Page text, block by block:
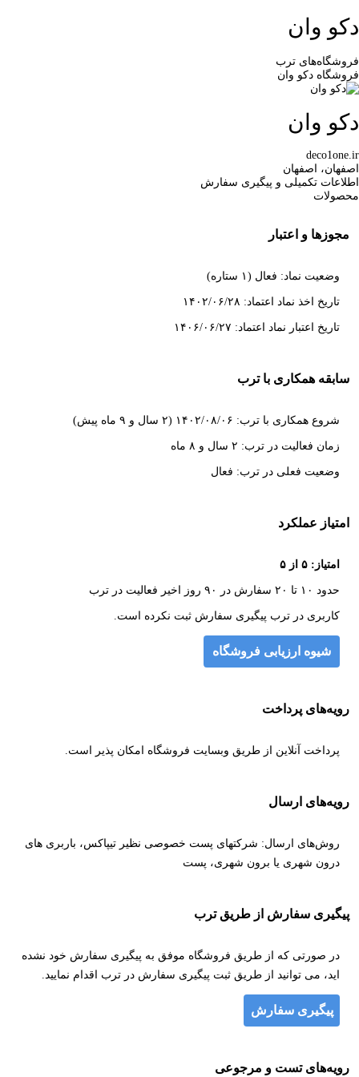
دکو وان
فروشگاه‌های ترب
فروشگاه دکو وان
دکو وان
deco1one.ir
اصفهان، اصفهان
اطلاعات تکمیلی و پیگیری سفارش
محصولات
مجوزها و اعتبار
وضعیت نماد: فعال (۱ ستاره)
تاریخ اخذ نماد اعتماد: ۱۴۰۲/۰۶/۲۸
تاریخ اعتبار نماد اعتماد: ۱۴۰۶/۰۶/۲۷
سابقه همکاری با ترب
شروع همکاری با ترب: ۱۴۰۲/۰۸/۰۶ (۲ سال و ۹ ماه پیش)
زمان فعالیت در ترب: ۲ سال و ۸ ماه
وضعیت فعلی در ترب: فعال
امتیاز عملکرد
امتیاز: ۵ از ۵
حدود ۱۰ تا ۲۰ سفارش در ۹۰ روز اخیر فعالیت در ترب
کاربری در ترب پیگیری سفارش ثبت نکرده است.
شیوه ارزیابی فروشگاه
رویه‌های پرداخت
پرداخت آنلاین از طریق وبسایت فروشگاه امکان پذیر است.
رویه‌های ارسال
روش‌های ارسال: شرکتهای پست خصوصی نظیر تیپاکس، باربری های
درون شهری یا برون شهری، پست
پیگیری سفارش از طریق ترب
در صورتی که از طریق فروشگاه موفق به پیگیری سفارش خود نشده
اید، می توانید از طریق ثبت پیگیری سفارش در ترب اقدام نمایید.
پیگیری سفارش
رویه‌های تست و مرجوعی